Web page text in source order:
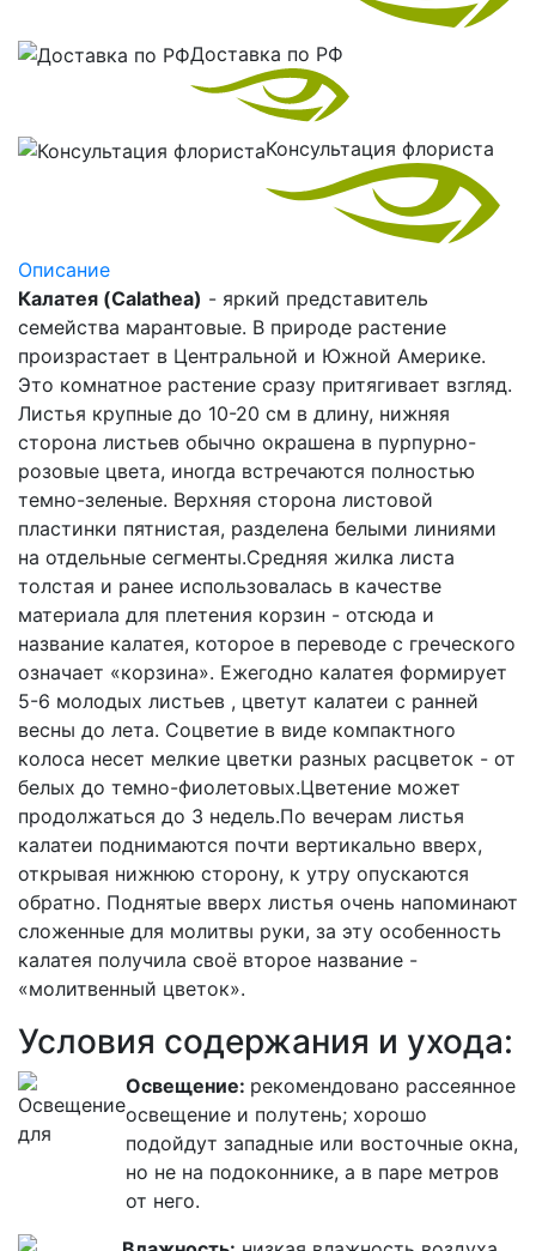
Доставка по РФ
Консультация флориста
Описание
Калатея (Calathea) - яркий представитель
семейства марантовые. В природе растение
произрастает в Центральной и Южной Америке.
Это комнатное растение сразу притягивает взгляд.
Листья крупные до 10-20 см в длину, нижняя
сторона листьев обычно окрашена в пурпурно-
розовые цвета, иногда встречаются полностью
темно-зеленые. Верхняя сторона листовой
пластинки пятнистая, разделена белыми линиями
на отдельные сегменты.Средняя жилка листа
толстая и ранее использовалась в качестве
материала для плетения корзин - отсюда и
название калатея, которое в переводе с греческого
означает «корзина». Ежегодно калатея формирует
5-6 молодых листьев , цветут калатеи с ранней
весны до лета. Соцветие в виде компактного
колоса несет мелкие цветки разных расцветок - от
белых до темно-фиолетовых.Цветение может
продолжаться до 3 недель.По вечерам листья
калатеи поднимаются почти вертикально вверх,
открывая нижнюю сторону, к утру опускаются
обратно. Поднятые вверх листья очень напоминают
сложенные для молитвы руки, за эту особенность
калатея получила своё второе название -
«молитвенный цветок».
Условия содержания и ухода:
Освещение: рекомендовано рассеянное
освещение и полутень; хорошо
подойдут западные или восточные окна,
но не на подоконнике, а в паре метров
от него.